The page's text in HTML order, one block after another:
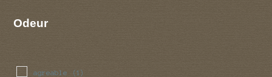
Odeur
agreable (1)